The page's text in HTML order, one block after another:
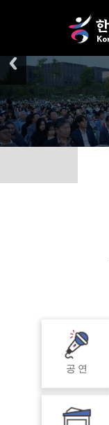
공 연